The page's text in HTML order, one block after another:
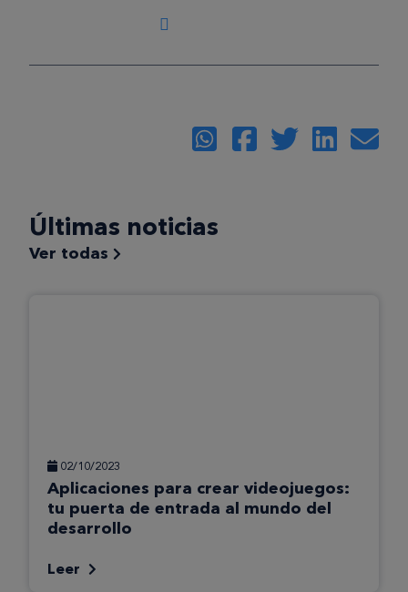
Últimas noticias
Ver todas
02/10/2023
Aplicaciones para crear videojuegos:
tu puerta de entrada al mundo del
desarrollo
Leer